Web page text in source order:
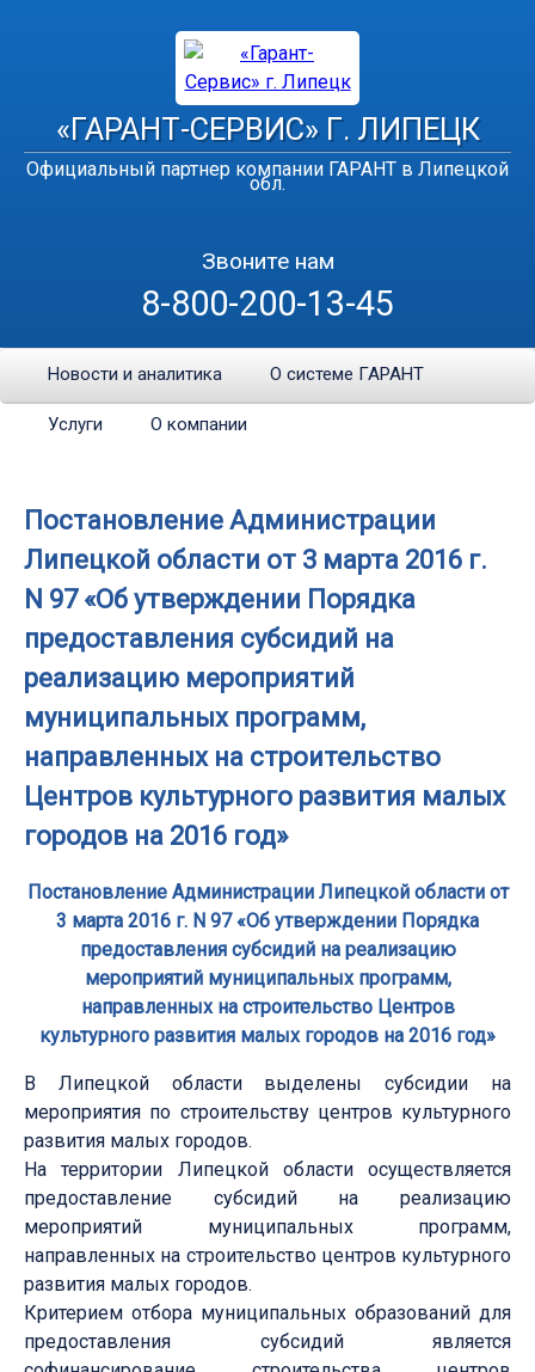
«ГАРАНТ-СЕРВИС» Г. ЛИПЕЦК
Официальный партнер компании ГАРАНТ в Липецкой
обл.
Звоните нам
8-800-200-13-45
Новости и аналитика О системе ГАРАНТ
Услуги О компании
Постановление Администрации
Липецкой области от 3 марта 2016 г.
N 97 «Об утверждении Порядка
предоставления субсидий на
реализацию мероприятий
муниципальных программ,
направленных на строительство
Центров культурного развития малых
городов на 2016 год»
Постановление Администрации Липецкой области от
3 марта 2016 г. N 97 «Об утверждении Порядка
предоставления субсидий на реализацию
мероприятий муниципальных программ,
направленных на строительство Центров
культурного развития малых городов на 2016 год»
В Липецкой области выделены субсидии на
мероприятия по строительству центров культурного
развития малых городов.
На территории Липецкой области осуществляется
предоставление субсидий на реализацию
мероприятий муниципальных программ,
направленных на строительство центров культурного
развития малых городов.
Критерием отбора муниципальных образований для
предоставления субсидий является